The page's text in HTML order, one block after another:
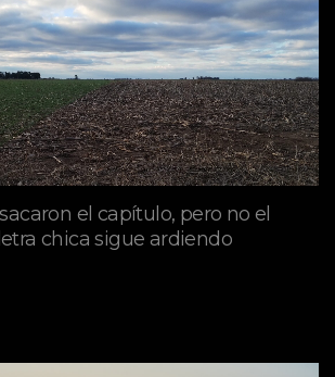
el capítulo, pero no el
chica sigue ardiendo